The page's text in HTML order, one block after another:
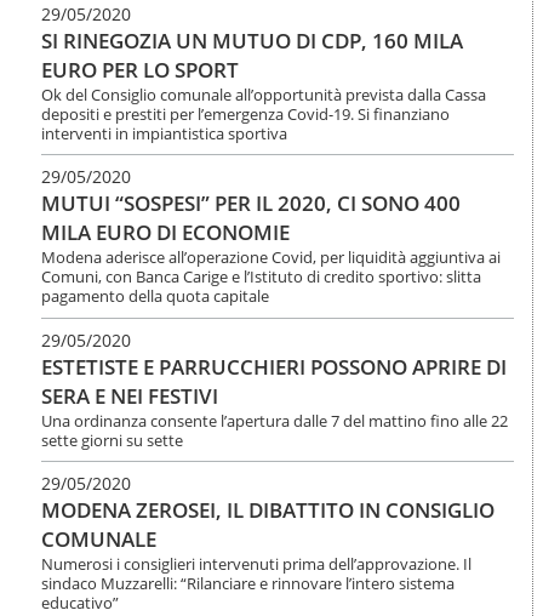
29/05/2020
SI RINEGOZIA UN MUTUO DI CDP, 160 MILA
EURO PER LO SPORT
Ok del Consiglio comunale all’opportunità prevista dalla Cassa
depositi e prestiti per l’emergenza Covid-19. Si finanziano
interventi in impiantistica sportiva
29/05/2020
MUTUI “SOSPESI” PER IL 2020, CI SONO 400
MILA EURO DI ECONOMIE
Modena aderisce all’operazione Covid, per liquidità aggiuntiva ai
Comuni, con Banca Carige e l’Istituto di credito sportivo: slitta
pagamento della quota capitale
29/05/2020
ESTETISTE E PARRUCCHIERI POSSONO APRIRE DI
SERA E NEI FESTIVI
Una ordinanza consente l’apertura dalle 7 del mattino fino alle 22
sette giorni su sette
29/05/2020
MODENA ZEROSEI, IL DIBATTITO IN CONSIGLIO
COMUNALE
Numerosi i consiglieri intervenuti prima dell’approvazione. Il
sindaco Muzzarelli: “Rilanciare e rinnovare l’intero sistema
educativo”